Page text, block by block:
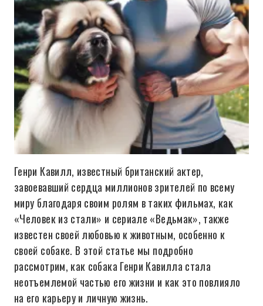
Генри Кавилл, известный британский актер,
завоевавший сердца миллионов зрителей по всему
миру благодаря своим ролям в таких фильмах, как
«Человек из стали» и сериале «Ведьмак», также
известен своей любовью к животным, особенно к
своей собаке. В этой статье мы подробно
рассмотрим, как собака Генри Кавилла стала
неотъемлемой частью его жизни и как это повлияло
на его карьеру и личную жизнь.